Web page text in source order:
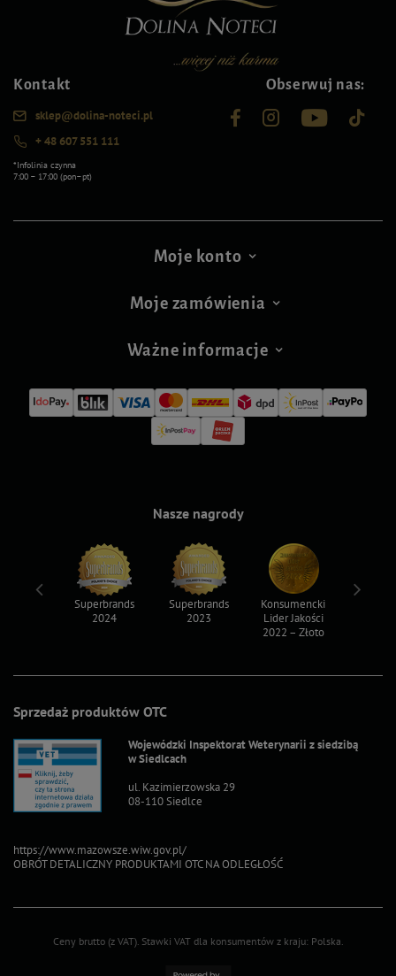
Kontakt
sklep@dolina-noteci.pl
+ 48 607 551 111
*Infolinia czynna
7:00 – 17:00 (pon–pt)
Obserwuj nas:
Moje konto
Moje zamówienia
Ważne informacje
Sprzedaż produktów OTC
Wojewódzki Inspektorat Weterynarii z siedzibą
w Siedlcach
ul. Kazimierzowska 29
08-110 Siedlce
https://www.mazowsze.wiw.gov.pl/
OBRÓT DETALICZNY PRODUKTAMI OTC NA ODLEGŁOŚĆ
Nasze nagrody
Superbrands
2024
Superbrands
2023
Konsumencki
Lider Jakości
2022 – Złoto
Ceny brutto (z VAT). Stawki VAT dla konsumentów z kraju: Polska